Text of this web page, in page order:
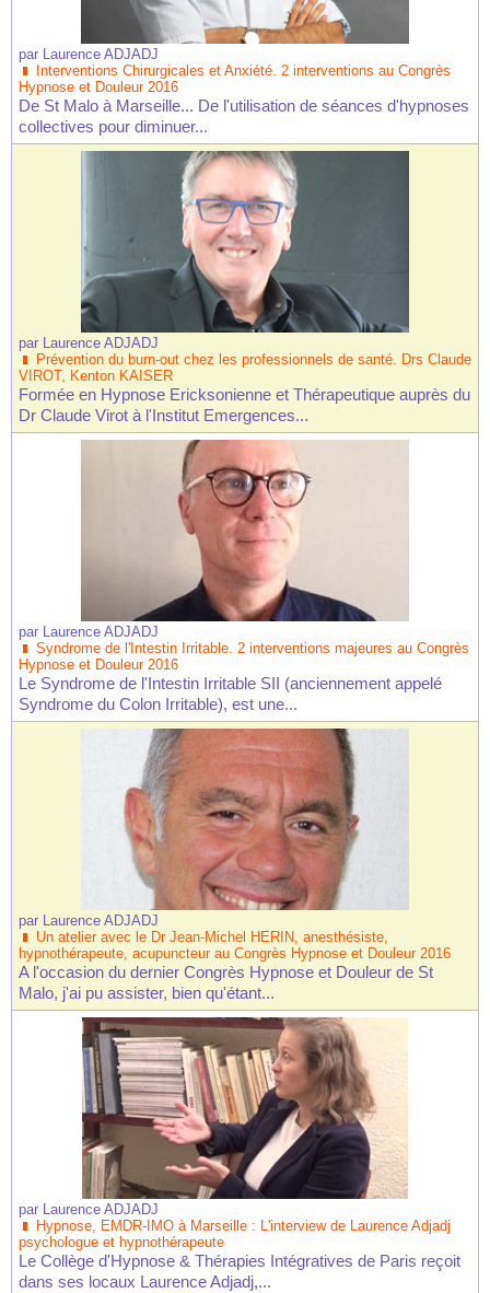
par Laurence ADJADJ
Interventions Chirurgicales et Anxiété. 2 interventions au Congrès
Hypnose et Douleur 2016
De St Malo à Marseille... De l'utilisation de séances d'hypnoses
collectives pour diminuer...
par Laurence ADJADJ
Prévention du burn-out chez les professionnels de santé. Drs Claude
VIROT, Kenton KAISER
Formée en Hypnose Ericksonienne et Thérapeutique auprès du
Dr Claude Virot à l'Institut Emergences...
par Laurence ADJADJ
Syndrome de l'Intestin Irritable. 2 interventions majeures au Congrès
Hypnose et Douleur 2016
Le Syndrome de l'Intestin Irritable SII (anciennement appelé
Syndrome du Colon Irritable), est une...
par Laurence ADJADJ
Un atelier avec le Dr Jean-Michel HERIN, anesthésiste,
hypnothérapeute, acupuncteur au Congrès Hypnose et Douleur 2016
A l'occasion du dernier Congrès Hypnose et Douleur de St
Malo, j'ai pu assister, bien qu'étant...
par Laurence ADJADJ
Hypnose, EMDR-IMO à Marseille : L'interview de Laurence Adjadj
psychologue et hypnothérapeute
Le Collège d'Hypnose & Thérapies Intégratives de Paris reçoit
dans ses locaux Laurence Adjadj,...